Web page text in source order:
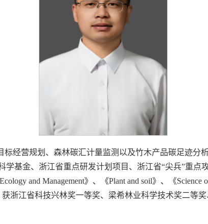
经营规划、森林碳汇计量监测以及竹木产品碳足迹分
基金、浙江省重点研发计划项目、浙江省“尖兵”重点
and Management》、《Plant and soil》、《
浙江省科技兴林奖一等奖、梁希林业科学技术奖二等